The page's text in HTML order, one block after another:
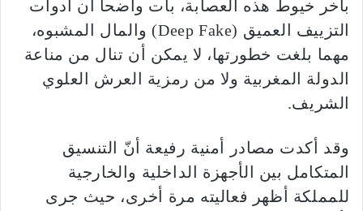
بآخر خيوط هذه العصابة، بات واضحاً أن أدوات
التزييف العميق (Deep Fake) والمال المشبوه،
مهما بلغت خطورتها، لا يمكن أن تنال من مناعة
الدولة المغربية ولا من رمزية العرش العلوي
الشريف.
وقد أكدت مصادر أمنية رفيعة أنّ التنسيق
المتكامل بين الأجهزة الداخلية والخارجية
للمملكة أظهر فعاليته مرة أخرى، حيث جرى